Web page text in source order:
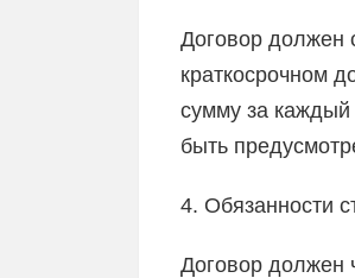
Договор должен
краткосрочном
сумму за каждый
быть
4. Обязанности
Договор должен